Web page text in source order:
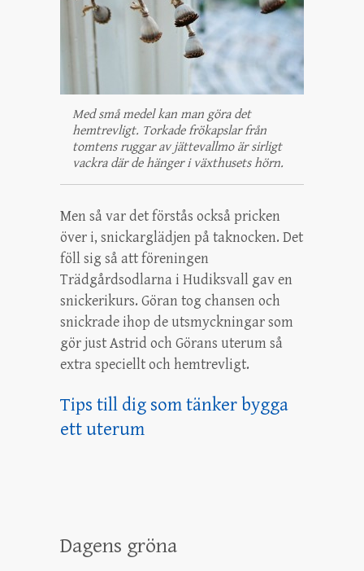
Med små medel kan man göra det
hemtrevligt. Torkade frökapslar från
tomtens ruggar av jättevallmo är sirligt
vackra där de hänger i växthusets hörn.
Men så var det förstås också pricken
över i, snickarglädjen på taknocken. Det
föll sig så att föreningen
Trädgårdsodlarna i Hudiksvall gav en
snickerikurs. Göran tog chansen och
snickrade ihop de utsmyckningar som
gör just Astrid och Görans uterum så
extra speciellt och hemtrevligt.
Tips till dig som tänker bygga
ett uterum
Dagens gröna